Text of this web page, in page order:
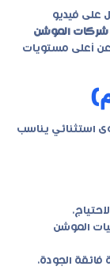
على فيديو
شركات الموشن
عن أعلى مستويات
استثنائي يناسب
الموشن
الجودة.